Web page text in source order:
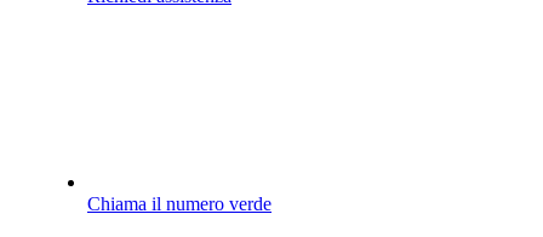
Chiama il numero verde